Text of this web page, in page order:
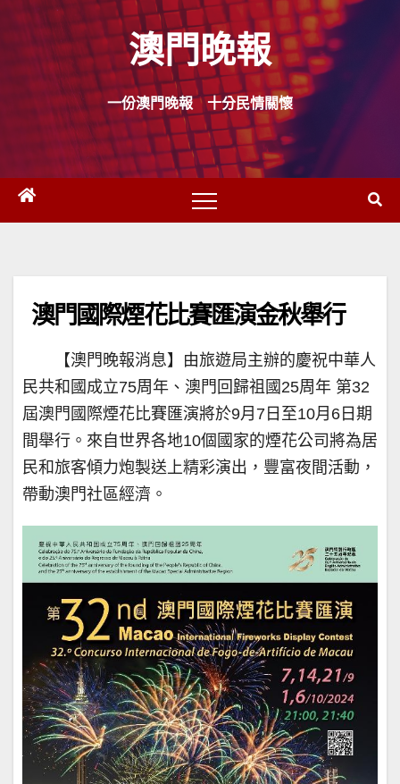
Skip
content
澳門晚報
一份澳門晚報 十分民情關懷
澳門國際煙花比賽匯演金秋舉行
【澳門晚報消息】由旅遊局主辦的慶祝中華人
民共和國成立75周年、澳門回歸祖國25周年 第32
屆澳門國際煙花比賽匯演將於9月7日至10月6日期
間舉行。來自世界各地10個國家的煙花公司將為居
民和旅客傾力炮製送上精彩演出，豐富夜間活動，
帶動澳門社區經濟。